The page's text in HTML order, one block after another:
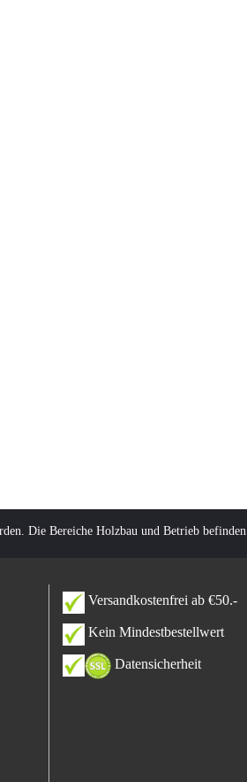
Die Bereiche Holzbau und Betrieb
Versandkostenfrei ab €50.-
Kein Mindestbestellwert
Datensicherheit